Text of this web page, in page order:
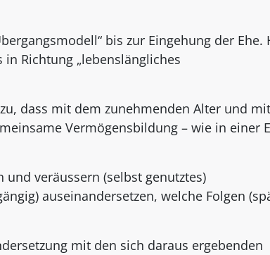
bis zur Eingehung der Ehe.
Richtung „lebenslängliches
dass mit dem zunehmenden Alter und
Vermögensbildung – wie in einer
veräussern (selbst genutztes)
auseinandersetzen, welche Folgen
mit den sich daraus ergebenden